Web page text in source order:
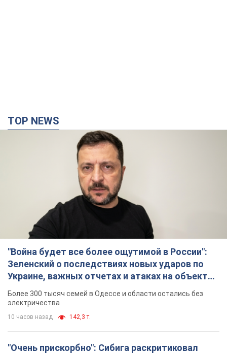
TOP NEWS
"Война будет все более ощутимой в России":
Зеленский о последствиях новых ударов по
Украине, важных отчетах и атаках на объекты
противника. Видео
Более 300 тысяч семей в Одессе и области остались без
электричества
10 часов назад 142,3 т.
"Очень прискорбно": Сибига раскритиковал